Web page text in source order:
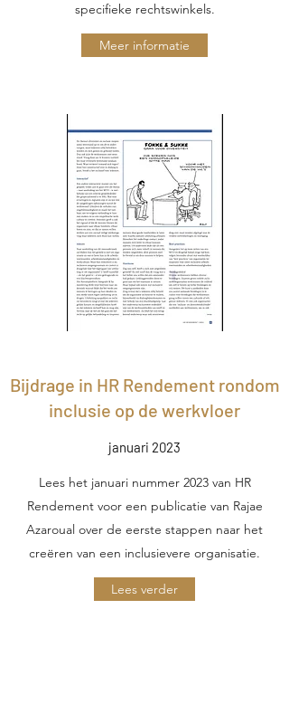
specifieke rechtswinkels.
Meer informatie
Bijdrage in HR Rendement rondom
inclusie op de werkvloer
januari 2023
Lees het januari nummer 2023 van HR
Rendement voor een publicatie van Rajae
Azaroual over de eerste stappen naar het
creëren van een inclusievere organisatie.
Lees verder